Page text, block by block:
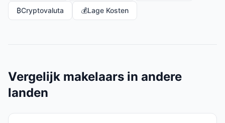
₿Cryptovaluta 💰Lage Kosten
Vergelijk makelaars in andere
landen